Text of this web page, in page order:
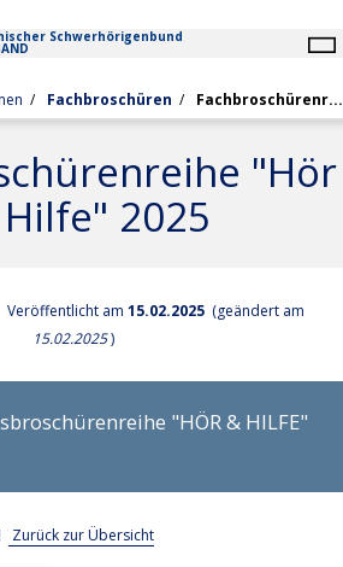
Schwerhörigenbund
Schriftdolmetsch
Fachbroschüren Fachbroschürenr...
"Hör
2025
am 15.02.2025 (geändert am
15.02.2025)
"HÖR & HILFE"
Zurück zur Übersicht